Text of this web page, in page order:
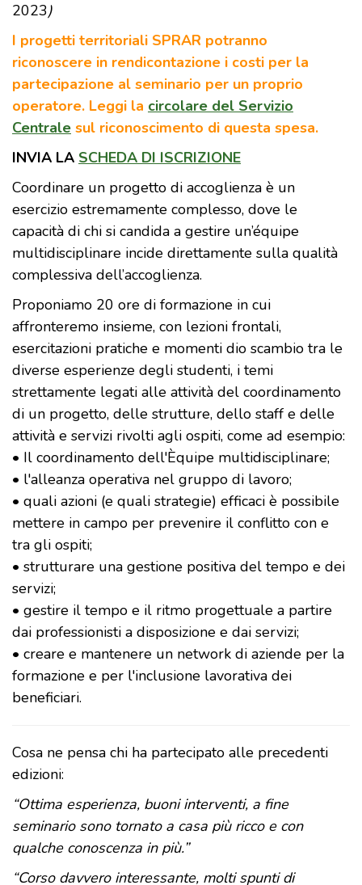
2023)
I progetti territoriali SPRAR potranno
riconoscere in rendicontazione i costi per la
partecipazione al seminario per un proprio
operatore. Leggi la circolare del Servizio
Centrale sul riconoscimento di questa spesa.
INVIA LA SCHEDA DI ISCRIZIONE
Coordinare un progetto di accoglienza è un
esercizio estremamente complesso, dove le
capacità di chi si candida a gestire un’équipe
multidisciplinare incide direttamente sulla qualità
complessiva dell’accoglienza.
Proponiamo 20 ore di formazione in cui
affronteremo insieme, con lezioni frontali,
esercitazioni pratiche e momenti dio scambio tra le
diverse esperienze degli studenti, i temi
strettamente legati alle attività del coordinamento
di un progetto, delle strutture, dello staff e delle
attività e servizi rivolti agli ospiti, come ad esempio:
• Il coordinamento dell'Èquipe multidisciplinare;
• l'alleanza operativa nel gruppo di lavoro;
• quali azioni (e quali strategie) efficaci è possibile
mettere in campo per prevenire il conflitto con e
tra gli ospiti;
• strutturare una gestione positiva del tempo e dei
servizi;
• gestire il tempo e il ritmo progettuale a partire
dai professionisti a disposizione e dai servizi;
• creare e mantenere un network di aziende per la
formazione e per l'inclusione lavorativa dei
beneficiari.
Cosa ne pensa chi ha partecipato alle precedenti
edizioni:
“Ottima esperienza, buoni interventi, a fine
seminario sono tornato a casa più ricco e con
qualche conoscenza in più.”
“Corso davvero interessante, molti spunti di